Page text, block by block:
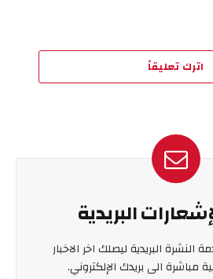
اترك تعليقاً
البريدية
البريدية ليصلك اخر الاخبار
مباشرة الى بريدك الإلكتروني.